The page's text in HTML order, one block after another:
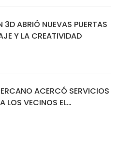
3D ABRIÓ NUEVAS PUERTAS
Y LA CREATIVIDAD
ACERCÓ SERVICIOS
LOS VECINOS EL